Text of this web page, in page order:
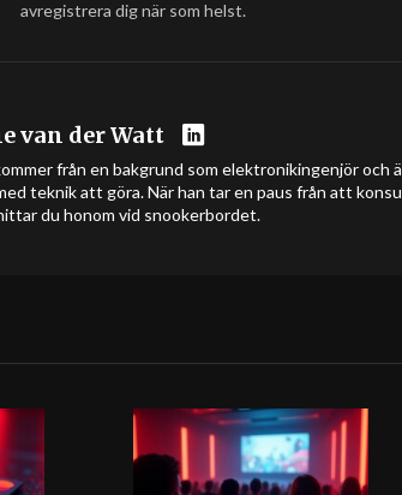
avregistrera dig när som helst.
van der Watt
från en bakgrund som elektronikingenjör och
teknik att göra. När han tar en paus från att
du honom vid snookerbordet.